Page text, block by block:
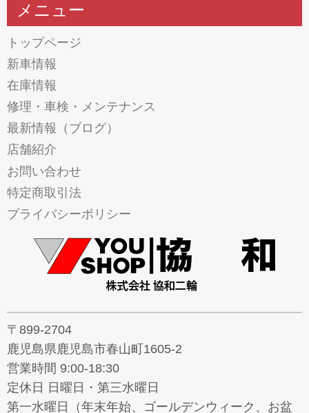
メニュー
トップページ
新車情報
在庫情報
修理・車検・メンテナンス
最新情報（ブログ）
店舗紹介
お問い合わせ
特定商取引法
プライバシーポリシー
〒899-2704
鹿児島県鹿児島市春山町1605-2
営業時間 9:00-18:30
定休日 日曜日・第三水曜日
第一水曜日（年末年始、ゴールデンウィーク、お盆